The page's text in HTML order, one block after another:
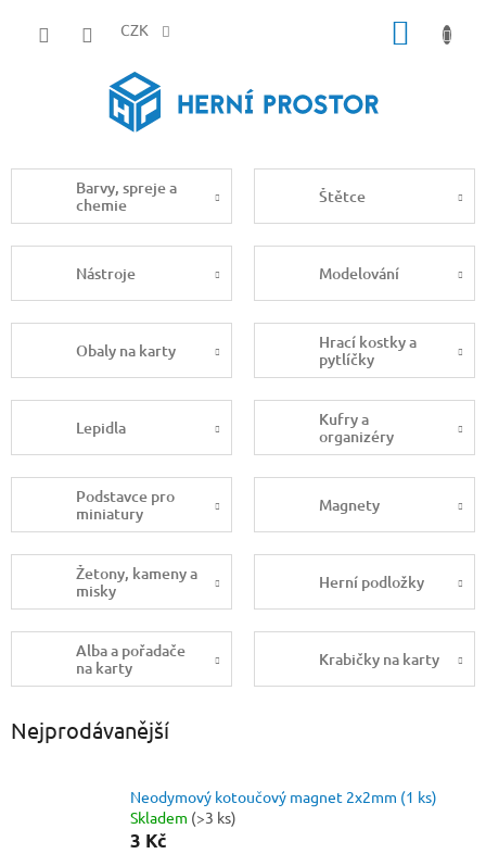
CZK
Barvy, spreje a
chemie
Štětce
Nástroje Modelování
Obaly na karty
Hrací kostky a
pytlíčky
Lepidla
Kufry a
organizéry
Podstavce pro
miniatury
Magnety
Žetony, kameny a
misky
Herní podložky
Alba a pořadače
na karty
Krabičky na karty
Nejprodávanější
Neodymový kotoučový magnet 2x2mm (1 ks)
Skladem (>3 ks)
3 Kč